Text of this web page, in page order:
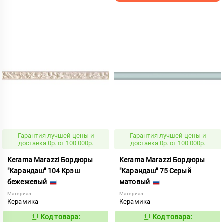
Гарантия лучшей цены и
доставка 0р. от 100 000р.
Kerama Marazzi Бордюры
"Карандаш" 104 Крэш
бежежевый
Материал:
Керамика
110130
Код товара:
Гарантия лучшей цены и
доставка 0р. от 100 000р.
Kerama Marazzi Бордюры
"Карандаш" 75 Серый
матовый
Материал:
Керамика
110197
Код товара: